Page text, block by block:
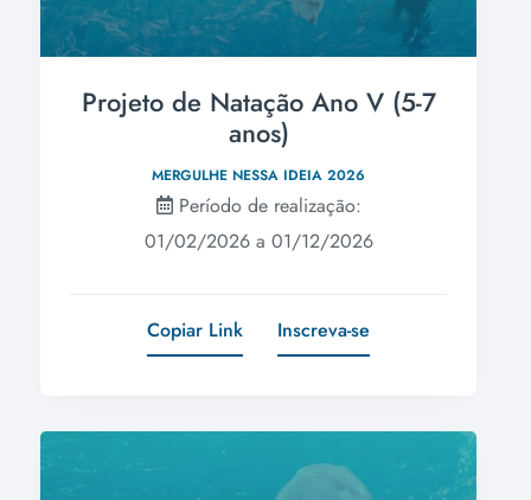
Projeto de Natação Ano V (5-7
anos)
MERGULHE NESSA IDEIA 2026
Período de realização:
01/02/2026 a 01/12/2026
Copiar Link Inscreva-se